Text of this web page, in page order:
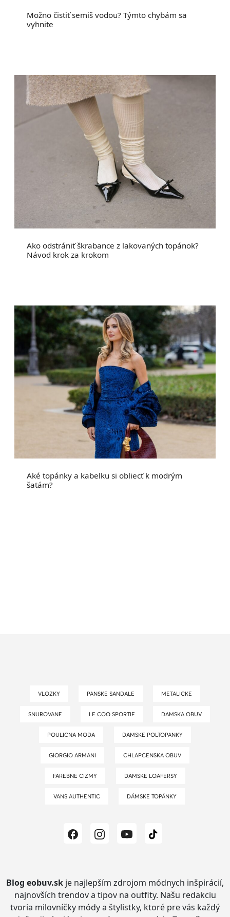
Možno čistiť semiš vodou? Týmto chybám sa
vyhnite
Ako odstrániť škrabance z lakovaných topánok?
Návod krok za krokom
Aké topánky a kabelku si obliecť k modrým
šatám?
VLOZKY PANSKE SANDALE METALICKE
SNUROVANE LE COQ SPORTIF DAMSKA OBUV
POULICNA MODA DAMSKE POLTOPANKY
GIORGIO ARMANI CHLAPCENSKA OBUV
FAREBNE CIZMY DAMSKE LOAFERSY
VANS AUTHENTIC DÁMSKE TOPÁNKY
Blog eobuv.sk je najlepším zdrojom módnych inšpirácií,
najnovších trendov a tipov na outfity. Našu redakciu
tvoria milovníčky módy a štylistky, ktoré pre vás každý